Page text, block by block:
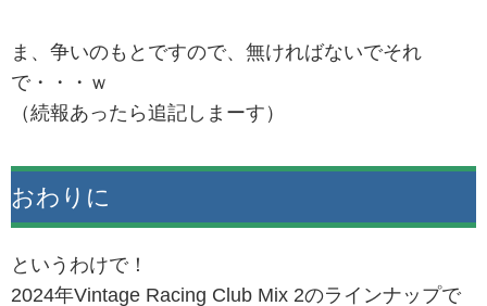
ま、争いのもとですので、無ければないでそれ
で・・・ｗ
（続報あったら追記しまーす）
おわりに
というわけで！
2024年Vintage Racing Club Mix 2のラインナップで